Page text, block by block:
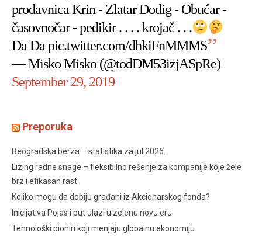
prodavnica Krin - Zlatar Dodig - Obućar -
časovnočar - pedikir . . . . krojač . . .
Da Dapic.twitter.com/dhkiFnMMMS
— Misko Misko (@todDM53izjASpRe)
September 29, 2019
Preporuka
Beogradska berza – statistika za jul 2026.
Lizing radne snage – fleksibilno rešenje za kompanije koje žele
brz i efikasan rast
Koliko mogu da dobiju građani iz Akcionarskog fonda?
Inicijativa Pojas i put ulazi u zelenu novu eru
Tehnološki pioniri koji menjaju globalnu ekonomiju